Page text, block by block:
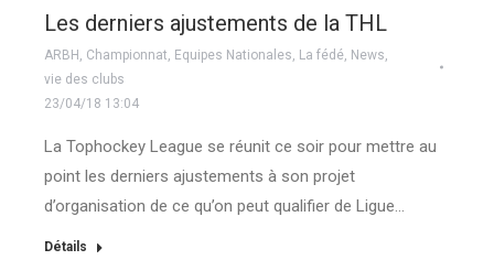
Les derniers ajustements de la THL
ARBH , Championnat, Equipes Nationales, La fédé, News,
vie des clubs
23/04/18 13:04
La Tophockey League se réunit ce soir pour mettre au
point les derniers ajustements à son projet
d’organisation de ce qu’on peut qualifier de Ligue…
Détails